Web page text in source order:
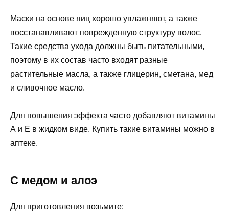
Маски на основе яиц хорошо увлажняют, а также
восстанавливают поврежденную структуру волос.
Такие средства ухода должны быть питательными,
поэтому в их состав часто входят разные
растительные масла, а также глицерин, сметана, мед
и сливочное масло.
Для повышения эффекта часто добавляют витамины
А и Е в жидком виде. Купить такие витамины можно в
аптеке.
С медом и алоэ
Для приготовления возьмите: